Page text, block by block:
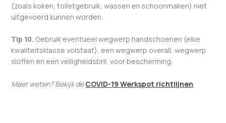
(zoals koken, toiletgebruik, wassen en schoonmaken) niet
uitgevoerd kunnen worden.
Tip 10. Gebruik eventueel wegwerp handschoenen (elke
kwaliteitsklasse volstaat), een wegwerp overall, wegwerp
sloffen en een veiligheidsbril, voor bescherming.
Meer weten? Bekijk deCOVID-19 Werkspot richtlijnen